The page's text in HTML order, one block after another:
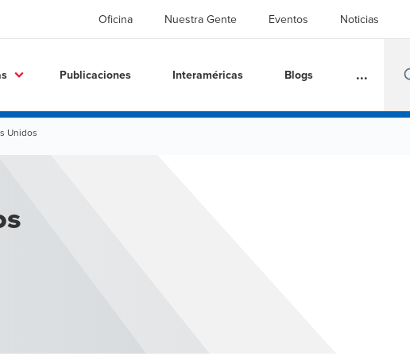
Oficina Nuestra Gente Eventos Noticias
Publicaciones Interaméricas Blogs ...
Unidos